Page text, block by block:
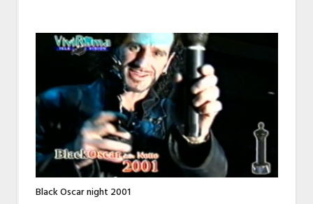
Black Oscar night 2001